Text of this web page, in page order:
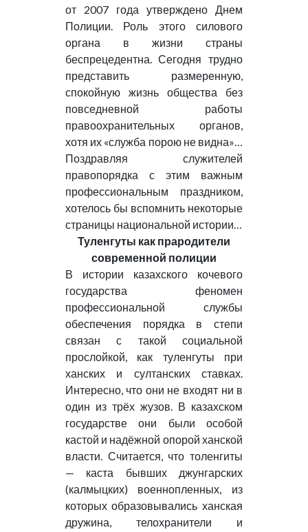
от 2007 года утверждено Днем
Полиции. Роль этого силового
органа в жизни страны
беспрецедентна. Сегодня трудно
представить размеренную,
спокойную жизнь общества без
повседневной работы
правоохранительных органов,
хотя их «служба порою не видна»…
Поздравляя служителей
правопорядка с этим важным
профессиональным праздником,
хотелось бы вспомнить некоторые
страницы национальной истории…
Туленгуты как прародители
современной полиции
В истории казахского кочевого
государства феномен
профессиональной службы
обеспечения порядка в степи
связан с такой социальной
прослойкой, как туленгуты при
ханских и султанских ставках.
Интересно, что они не входят ни в
один из трёх жузов. В казахском
государстве они были особой
кастой и надёжной опорой ханской
власти. Считается, что толенгиты
— каста бывших джунгарских
(калмыцких) военнопленных, из
которых образовывались ханская
дружина, телохранители и